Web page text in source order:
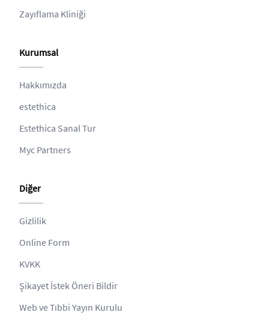
Zayıflama Kliniği
Kurumsal
Hakkımızda
estethica
Estethica Sanal Tur
Myc Partners
Diğer
Gizlilik
Online Form
KVKK
Şikayet İstek Öneri Bildir
Web ve Tıbbi Yayın Kurulu